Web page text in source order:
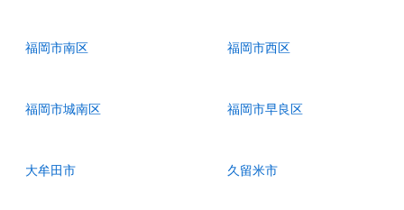
福岡市南区 福岡市西区
福岡市城南区 福岡市早良区
大牟田市 久留米市